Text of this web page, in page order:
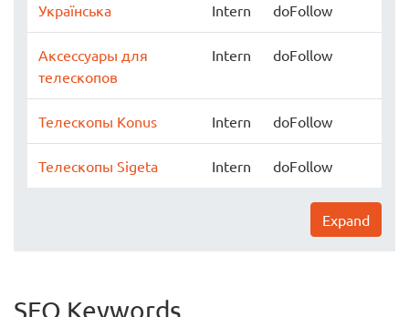
Українська Intern doFollow
Аксесcуары для
телескопов
Intern doFollow
Телескопы Konus Intern doFollow
Телескопы Sigeta Intern doFollow
Expand
SEO Keywords